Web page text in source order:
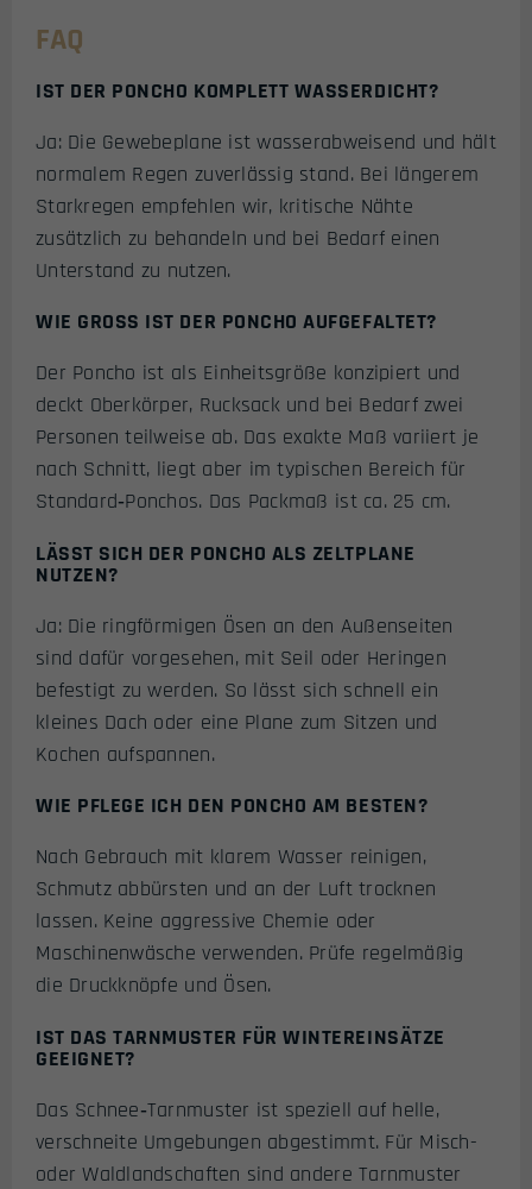
FAQ
IST DER PONCHO KOMPLETT WASSERDICHT?
Ja: Die Gewebeplane ist wasserabweisend und hält
normalem Regen zuverlässig stand. Bei längerem
Starkregen empfehlen wir, kritische Nähte
zusätzlich zu behandeln und bei Bedarf einen
Unterstand zu nutzen.
WIE GROSS IST DER PONCHO AUFGEFALTET?
Der Poncho ist als Einheitsgröße konzipiert und
deckt Oberkörper, Rucksack und bei Bedarf zwei
Personen teilweise ab. Das exakte Maß variiert je
nach Schnitt, liegt aber im typischen Bereich für
Standard‑Ponchos. Das Packmaß ist ca. 25 cm.
LÄSST SICH DER PONCHO ALS ZELTPLANE
NUTZEN?
Ja: Die ringförmigen Ösen an den Außenseiten
sind dafür vorgesehen, mit Seil oder Heringen
befestigt zu werden. So lässt sich schnell ein
kleines Dach oder eine Plane zum Sitzen und
Kochen aufspannen.
WIE PFLEGE ICH DEN PONCHO AM BESTEN?
Nach Gebrauch mit klarem Wasser reinigen,
Schmutz abbürsten und an der Luft trocknen
lassen. Keine aggressive Chemie oder
Maschinenwäsche verwenden. Prüfe regelmäßig
die Druckknöpfe und Ösen.
IST DAS TARNMUSTER FÜR WINTEREINSÄTZE
GEEIGNET?
Das Schnee‑Tarnmuster ist speziell auf helle,
verschneite Umgebungen abgestimmt. Für Misch-
oder Waldlandschaften sind andere Tarnmuster